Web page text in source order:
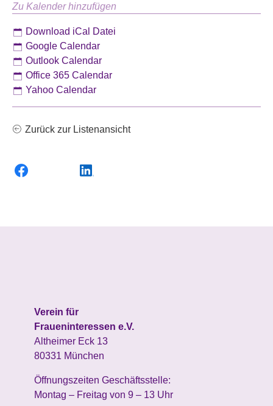
Zu Kalender hinzufügen
Download iCal Datei
Google Calendar
Outlook Calendar
Office 365 Calendar
Yahoo Calendar
Zurück zur Listenansicht
Verein für
Fraueninteressen e.V.
Altheimer Eck 13
80331 München
Öffnungszeiten Geschäftsstelle:
Montag – Freitag von 9 – 13 Uhr